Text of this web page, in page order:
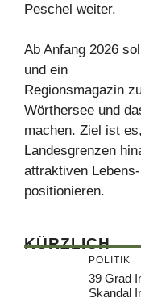
Peschel weiter.
Ab Anfang 2026
und ein
Regionsmagazin
Wörthersee und
machen. Ziel ist
Landesgrenzen
attraktiven
positionieren.
KÜRZLICH
POLITIK
39 Grad
Skandal